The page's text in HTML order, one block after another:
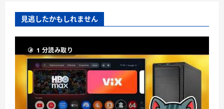
見逃したかもしれません
1 分読み取り